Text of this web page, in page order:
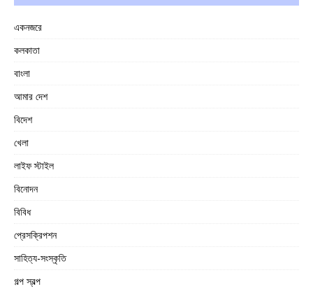
একনজরে
কলকাতা
বাংলা
আমার দেশ
বিদেশ
খেলা
লাইফ স্টাইল
বিনোদন
বিবিধ
প্রেসক্রিপশন
সাহিত্য-সংস্কৃতি
গল্প স্বল্প